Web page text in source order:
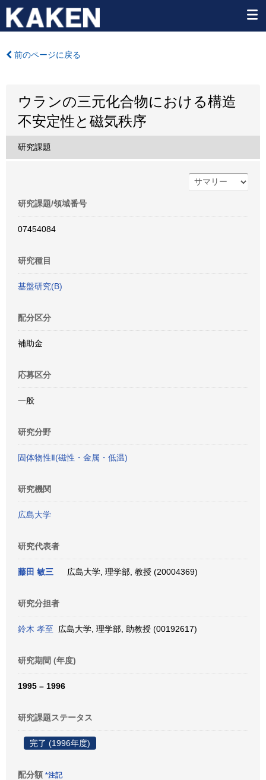
前のページに戻る
ウランの三元化合物における構造
不安定性と磁気秩序
研究課題
研究課題/領域番号
07454084
研究種目
基盤研究(B)
配分区分
補助金
応募区分
一般
研究分野
固体物性Ⅱ(磁性・金属・低温)
研究機関
広島大学
研究代表者
藤田 敏三 広島大学, 理学部, 教授 (20004369)
研究分担者
鈴木 孝至 広島大学, 理学部, 助教授 (00192617)
研究期間 (年度)
1995 – 1996
研究課題ステータス
完了 (1996年度)
配分額 *注記